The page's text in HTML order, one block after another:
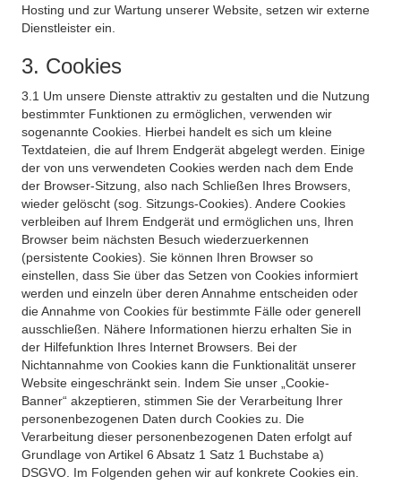
Hosting und zur Wartung unserer Website, setzen wir externe
Dienstleister ein.
3. Cookies
3.1 Um unsere Dienste attraktiv zu gestalten und die Nutzung
bestimmter Funktionen zu ermöglichen, verwenden wir
sogenannte Cookies. Hierbei handelt es sich um kleine
Textdateien, die auf Ihrem Endgerät abgelegt werden. Einige
der von uns verwendeten Cookies werden nach dem Ende
der Browser-Sitzung, also nach Schließen Ihres Browsers,
wieder gelöscht (sog. Sitzungs-Cookies). Andere Cookies
verbleiben auf Ihrem Endgerät und ermöglichen uns, Ihren
Browser beim nächsten Besuch wiederzuerkennen
(persistente Cookies). Sie können Ihren Browser so
einstellen, dass Sie über das Setzen von Cookies informiert
werden und einzeln über deren Annahme entscheiden oder
die Annahme von Cookies für bestimmte Fälle oder generell
ausschließen. Nähere Informationen hierzu erhalten Sie in
der Hilfefunktion Ihres Internet Browsers. Bei der
Nichtannahme von Cookies kann die Funktionalität unserer
Website eingeschränkt sein. Indem Sie unser „Cookie-
Banner“ akzeptieren, stimmen Sie der Verarbeitung Ihrer
personenbezogenen Daten durch Cookies zu. Die
Verarbeitung dieser personenbezogenen Daten erfolgt auf
Grundlage von Artikel 6 Absatz 1 Satz 1 Buchstabe a)
DSGVO. Im Folgenden gehen wir auf konkrete Cookies ein.